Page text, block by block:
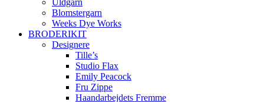
Blomstergarn
Weeks Dye Works
BRODERIKIT
Designere
Tille’s
Studio Flax
Emily Peacock
Fru Zippe
Haandarbejdets Fremme